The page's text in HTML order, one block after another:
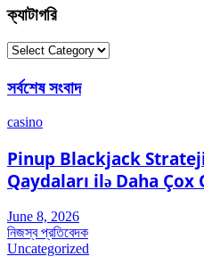
ক্যাটাগরি
ক্যাটাগরি
সর্বশেষ সংবাদ
casino
Pinup Blackjack
Qaydaları ilə Daha Çox
June 8, 2026
নিজস্ব প্রতিবেদক
Uncategorized